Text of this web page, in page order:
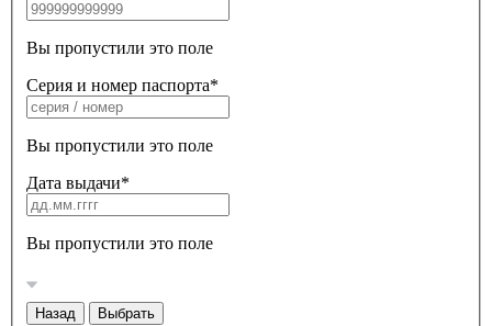
Вы пропустили это поле
Серия и номер паспорта*
Вы пропустили это поле
Дата выдачи*
Вы пропустили это поле
Назад Выбрать